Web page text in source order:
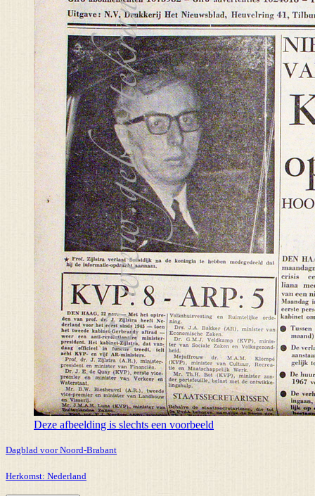
Deze afbeelding is slechts een voorbeeld
Dagblad voor Noord-Brabant
Herkomst: Nederland